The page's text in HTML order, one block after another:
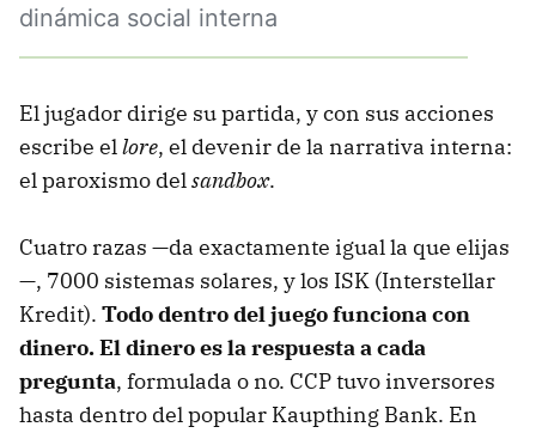
dinámica social interna
El jugador dirige su partida, y con sus acciones
escribe ellore, el devenir de la narrativa interna:
el paroxismo delsandbox.
Cuatro razas —da exactamente igual la que elijas
—, 7000 sistemas solares, y los ISK (Interstellar
Kredit). Todo dentro del juego funciona con
dinero. El dinero es la respuesta a cada
pregunta, formulada o no. CCP tuvo inversores
hasta dentro del popular Kaupthing Bank. En